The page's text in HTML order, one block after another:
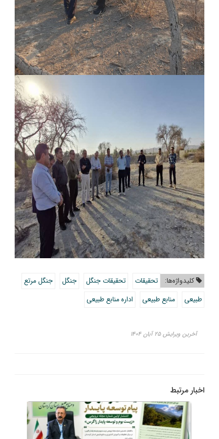
کلیدواژه‌ها: تحقیقات تحقیقات جنگل جنگل
جنگل مرتع
طبیعی
منابع طبیعی اداره منابع طبیعی
آخرین ویرایش ۲۵ آبان ۱۴۰۴
اخبار مرتبط